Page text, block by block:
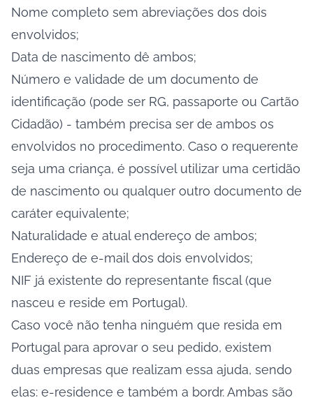
Nome completo sem abreviações dos dois
envolvidos;
Data de nascimento dê ambos;
Número e validade de um documento de
identificação (pode ser RG, passaporte ou Cartão
Cidadão) - também precisa ser de ambos os
envolvidos no procedimento. Caso o requerente
seja uma criança, é possível utilizar uma certidão
de nascimento ou qualquer outro documento de
caráter equivalente;
Naturalidade e atual endereço de ambos;
Endereço de e-mail dos dois envolvidos;
NIF já existente do representante fiscal (que
nasceu e reside em Portugal).
Caso você não tenha ninguém que resida em
Portugal para aprovar o seu pedido, existem
duas empresas que realizam essa ajuda, sendo
elas: e-residence e também a bordr. Ambas são